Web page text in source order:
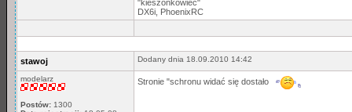
"kieszonkowiec"
DX6i, PhoenixRC
stawoj Dodany dnia 18.09.2010 14:42
modelarz
Postów: 1300
Stronie "schronu widać się dostało